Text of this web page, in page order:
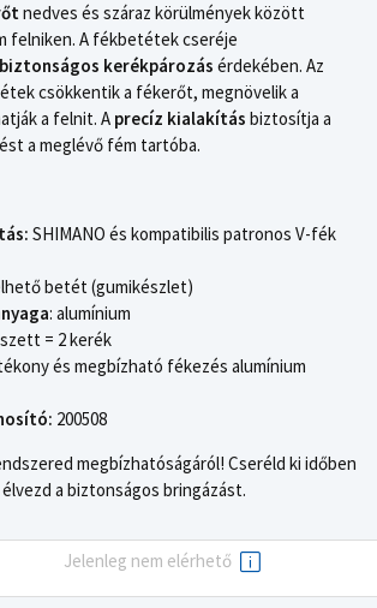
nedves és száraz körülmények között
felniken. A fékbetétek cseréje
biztonságos kerékpározás érdekében. Az
csökkentik a fékerőt, megnövelik a
a felnit. A precíz kialakítás biztosítja a
a meglévő fém tartóba.
SHIMANO és kompatibilis patronos V-fék
betét (gumikészlet)
: alumínium
= 2 kerék
és megbízható fékezés alumínium
200508
megbízhatóságáról! Cseréld ki időben
a biztonságos bringázást.
Jelenleg nem elérhető